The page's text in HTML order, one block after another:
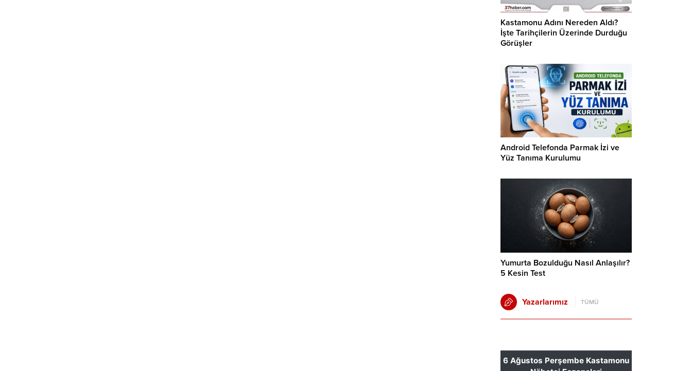
Kastamonu Adını Nereden Aldı?
İşte Tarihçilerin Üzerinde Durduğu
Görüşler
Android Telefonda Parmak İzi ve
Yüz Tanıma Kurulumu
Yumurta Bozulduğu Nasıl Anlaşılır?
5 Kesin Test
Yazarlarımız TÜMÜ